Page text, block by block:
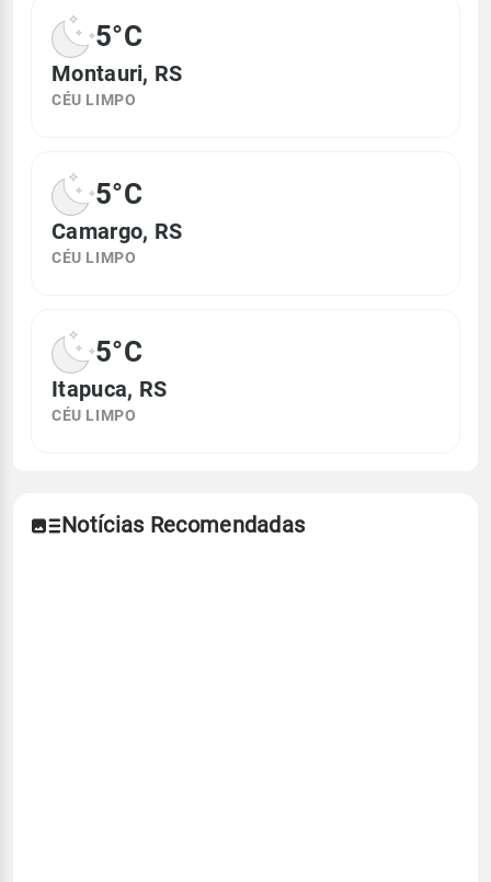
5°C
Montauri, RS
CÉU LIMPO
5°C
Camargo, RS
CÉU LIMPO
5°C
Itapuca, RS
CÉU LIMPO
Notícias Recomendadas